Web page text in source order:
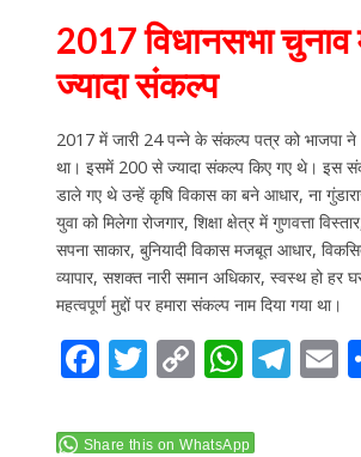
2017 विधानसभा
ज्यादा संकल्प
2017 में जारी 24 पन्ने के संकल्प पत्र को भाजपा ने
था। इसमें 200 से ज्यादा संकल्प किए गए थे। इस
डाले गए थे उन्हें कृषि विकास का बने आधार, ना
युवा को मिलेगा रोजगार, शिक्षा क्षेत्र में गुणवत्ता
सपना साकार, बुनियादी विकास मजबूत आधार,
व्यापार, सशक्त नारी समान अधिकार, स्वस्थ हो हर
महत्वपूर्ण मुद्दों पर हमारा संकल्प नाम दिया गया था।
F
e
T
itt
C
p
W
at
T E
Share this on WhatsApp